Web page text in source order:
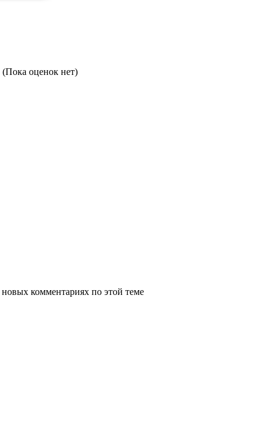
(Пока оценок нет)
комментариях по этой теме